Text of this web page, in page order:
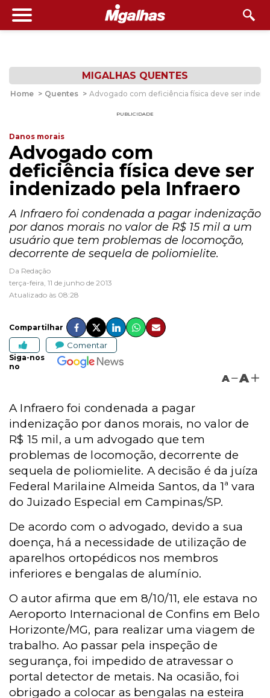
MIGALHAS QUENTES
Home > Quentes > Advogado com deficiência física deve ser
PUBLICIDADE
Danos morais
Advogado com
deficiência física deve ser
indenizado pela Infraero
A Infraero foi condenada a pagar indenização
por danos morais no valor de R$ 15 mil a um
usuário que tem problemas de locomoção,
decorrente de sequela de poliomielite.
Da Redação
terça-feira, 11 de junho de 2013
Atualizado às 08:28
Compartilhar
Comentar
Siga-nos
no
A A
A Infraero foi condenada a pagar
indenização por danos morais, no valor de
R$ 15 mil, a um advogado que tem
problemas de locomoção, decorrente de
sequela de poliomielite. A decisão é da juíza
Federal Marilaine Almeida Santos, da 1ª vara
do Juizado Especial em Campinas/SP.
De acordo com o advogado, devido a sua
doença, há a necessidade de utilização de
aparelhos ortopédicos nos membros
inferiores e bengalas de alumínio.
O autor afirma que em 8/10/11, ele estava no
Aeroporto Internacional de Confins em Belo
Horizonte/MG, para realizar uma viagem de
trabalho. Ao passar pela inspeção de
segurança, foi impedido de atravessar o
portal detector de metais. Na ocasião, foi
obrigado a colocar as bengalas na esteira